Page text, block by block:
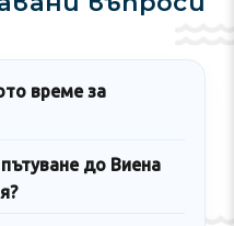
време за
до Виена